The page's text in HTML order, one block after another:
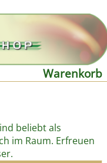
Warenkorb
beliebt als
im Raum. Erfreuen